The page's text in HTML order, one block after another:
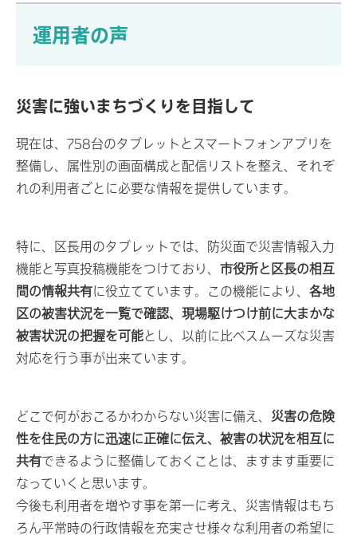
運用者の声
災害に強いまちづくりを目指して
現在は、758台のタブレットとスマートフォンアプリを
整備し、属性別の画面構成と配信リストを整え、それぞ
れの利用者ごとに必要な情報を提供しています。
特に、区長用のタブレットでは、防災面で災害情報入力
機能と写真投稿機能をつけており、 市役所と区長の相互
間の情報共有に役立てています。この機能により、 各地
区の被害状況を一覧で確認、現場駆けつけ前に大まかな
被害状況の把握を可能とし、以前に比べスムーズな災害
対応を行う事が出来ています。
どこで何がおこるかわからない災害に備え、 災害の危険
性を住民の方に迅速に正確に伝え、被害の状況を相互に
共有できるように整備しておくことは、ますます重要に
なっていくと思います。
今後も利用者を増やす事を第一に考え、災害情報はもち
ろん平常時の行政情報を充実させ様々な利用者の希望に